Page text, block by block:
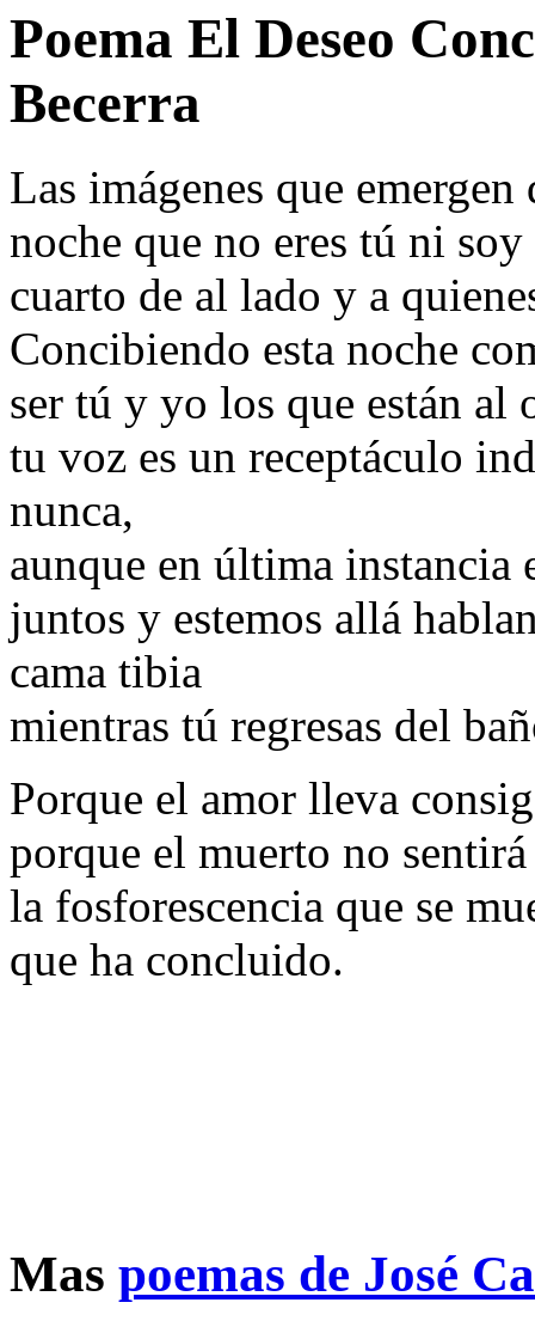
Poema El Deseo
Becerra
Las imágenes que
noche que no eres tú ni
cuarto de al lado y a
Concibiendo esta noche
ser tú y yo los que están al
tu voz es un receptáculo
nunca,
aunque en última instancia
juntos y estemos allá
cama tibia
mientras tú regresas del
Porque el amor lleva
porque el muerto no
la fosforescencia que se
que ha concluido.
Mas poemas de José